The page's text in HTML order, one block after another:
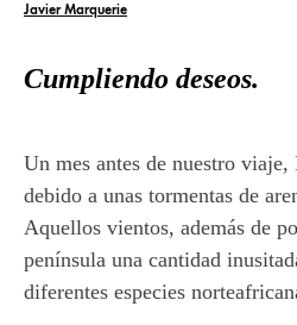
Javier Marquerie
Cumpliendo deseos.
Un mes antes de nuestro
debido a unas tormentas de
Aquellos vientos, además de
península una cantidad
diferentes especies